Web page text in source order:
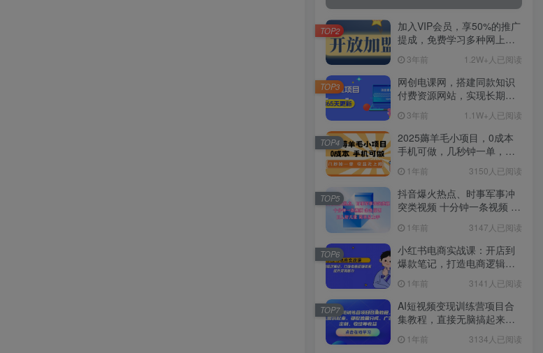
加入VIP会员，享50%的推广
提成，免费学习多种网上创
3年前 1.2W+人已阅读
TOP2
网创电课网，搭建同款知识
付费资源网站，实现长期稳
3年前 1.1W+人已阅读
TOP3
2025薅羊毛小项目，0成本
手机可做，几秒钟一单，收
1年前 3150人已阅读
TOP4
抖音爆火热点、时事军事冲
突类视频 十分钟一条视频 条
手 1年前 3147人已阅读
TOP5
小红书电商实战课：开店到
爆款笔记，打造电商逻辑体
1年前 3141人已阅读
TOP6
AI短视频变现训练营项目合
集教程，直接无脑搞起来，
制、收徒等收益
1年前 3134人已阅读
TOP7